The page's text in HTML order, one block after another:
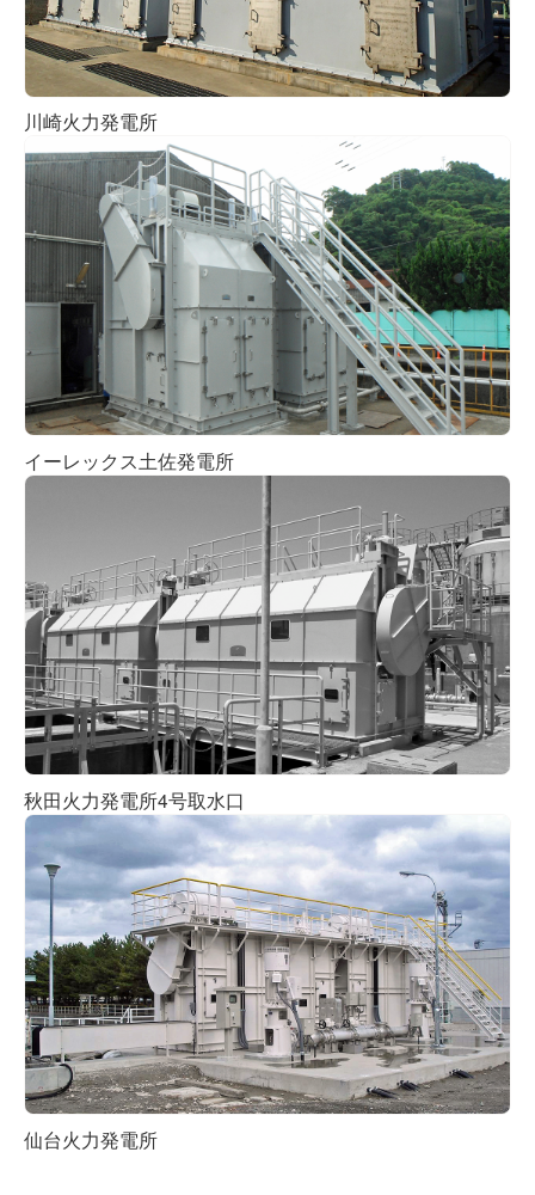
川崎火力発電所
イーレックス土佐発電所
秋田火力発電所4号取水口
仙台火力発電所